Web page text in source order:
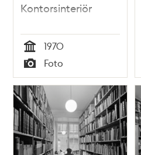
Kontorsinteriör
Tid
1970
Typ
Foto